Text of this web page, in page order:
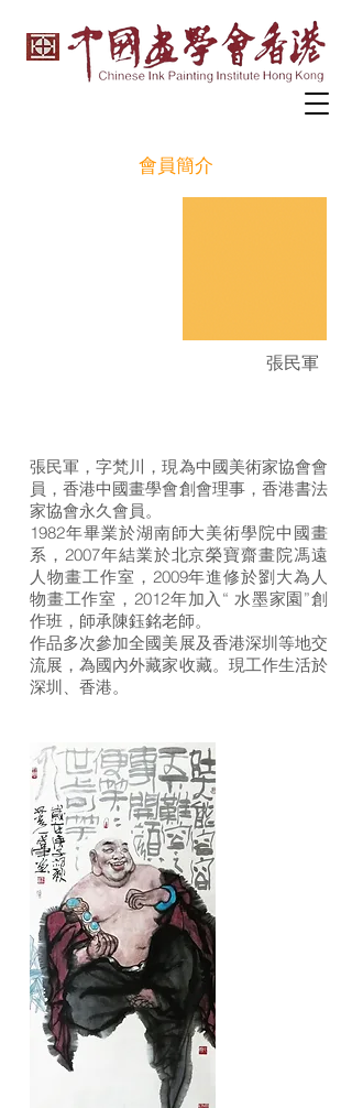
會員簡介
張民軍
張民軍，字梵川，現為中國美術家協會會
員，香港中國畫學會創會理事，香港書法
家協會永久會員。
1982年畢業於湖南師大美術學院中國畫
系，2007年結業於北京榮寶齋畫院馮遠
人物畫工作室，2009年進修於劉大為人
物畫工作室，2012年加入“ 水墨家園”創
作班，師承陳鈺銘老師。
作品多次參加全國美展及香港深圳等地交
流展，為國內外藏家收藏。現工作生活於
深圳、香港。